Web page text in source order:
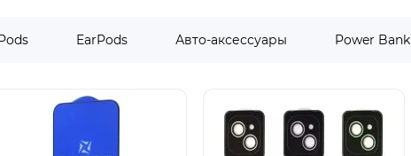
EarPods Авто-аксессуары Power Bank